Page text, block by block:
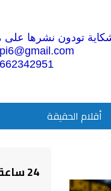
تودون نشرها على
أقلام الحقيقة
24 ساعة